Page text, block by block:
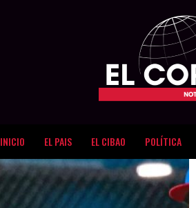
INICIO EL PAIS EL CIBAO POLÍTICA